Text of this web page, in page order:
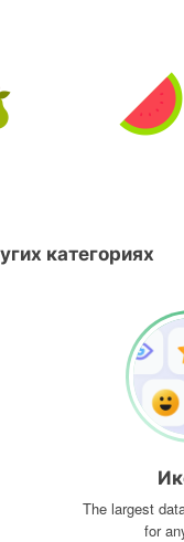
категориях
The largest
for